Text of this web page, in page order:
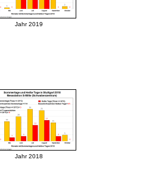
Jahr 2019
Jahr 2018